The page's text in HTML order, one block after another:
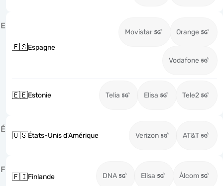
E
🇪🇸Espagne
Movistar Orange
Vodafone
🇪🇪Estonie Telia Elisa Tele2
É
🇺🇸États-Unis d'Amérique Verizon AT&T
F
🇫🇮Finlande DNA Elisa Ålcom